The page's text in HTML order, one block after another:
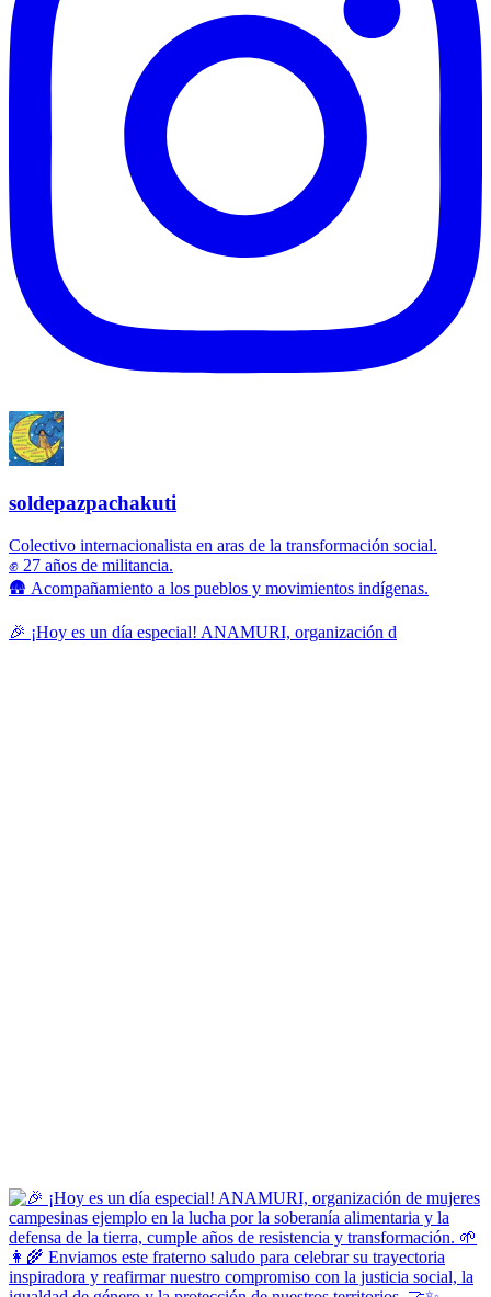
soldepazpachakuti
Colectivo internacionalista en aras de la transformación social.
✊ 27 años de militancia.
🛖 Acompañamiento a los pueblos y movimientos indígenas.
🎉 ¡Hoy es un día especial! ANAMURI, organización d